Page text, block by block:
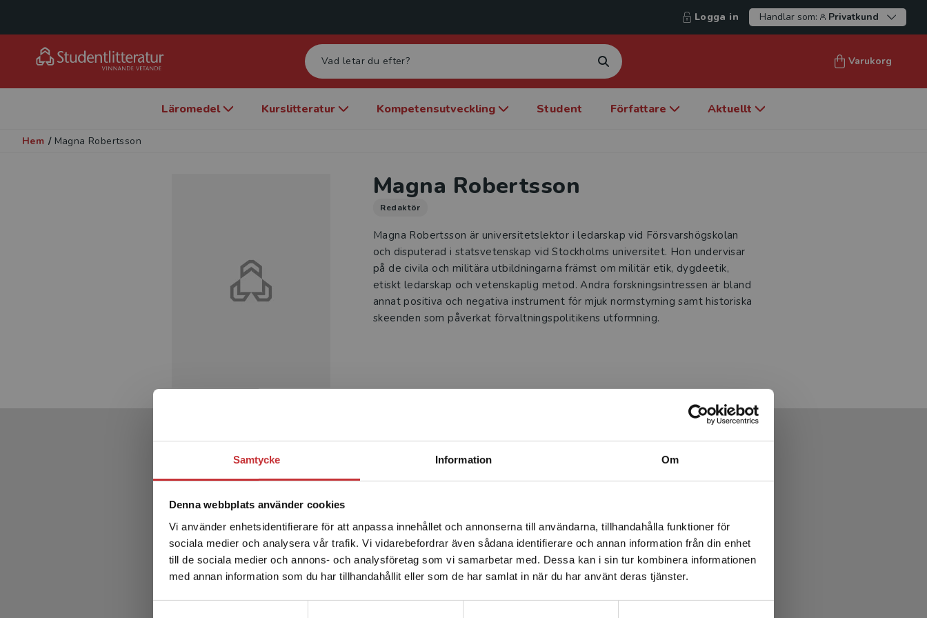
Samtycke Information Om
Denna webbplats använder cookies
Vi använder enhetsidentifierare för att anpassa innehållet och annonserna till användarna, tillhandahålla funktioner för
sociala medier och analysera vår trafik. Vi vidarebefordrar även sådana identifierare och annan information från din enhet
till de sociala medier och annons- och analysföretag som vi samarbetar med. Dessa kan i sin tur kombinera informationen
med annan information som du har tillhandahållit eller som de har samlat in när du har använt deras tjänster.
Begränsad fraktregion
Det verkar som att du besöker studentlitteratur.se via en
enhet utanför Sverige. Vi erbjuder inte leveranser utanför
Sverige. För att kunna slutföra ett köp måste
leveransadressen vara i Sverige.Läs mer
Logga in Handlar som: Privatkund
Varukorg
Läromedel Kurslitteratur Kompetensutveckling Student Författare Aktuellt
Hem / Magna Robertsson
Magna Robertsson
Redaktör
Magna Robertsson är universitetslektor i ledarskap vid Försvarshögskolan
och disputerad i statsvetenskap vid Stockholms universitet. Hon undervisar
på de civila och militära utbildningarna främst om militär etik, dygdeetik,
etiskt ledarskap och vetenskaplig metod. Andra forskningsintressen är bland
annat positiva och negativa instrument för mjuk normstyrning samt historiska
skeenden som påverkat förvaltningspolitikens utformning.
Produkter